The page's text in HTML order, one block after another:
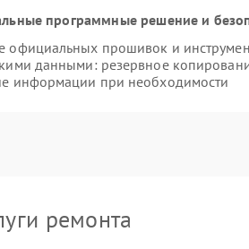
программные решение и
официальных прошивок и
данными: резервное
информации при необходимости
ремонта